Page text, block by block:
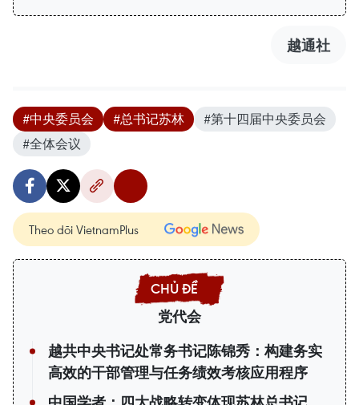
越通社
#中央委员会 #总书记苏林
#第十四届中央委员会
#全体会议
Theo dõi VietnamPlus
党代会
越共中央书记处常务书记陈锦秀：构建务实
高效的干部管理与任务绩效考核应用程序